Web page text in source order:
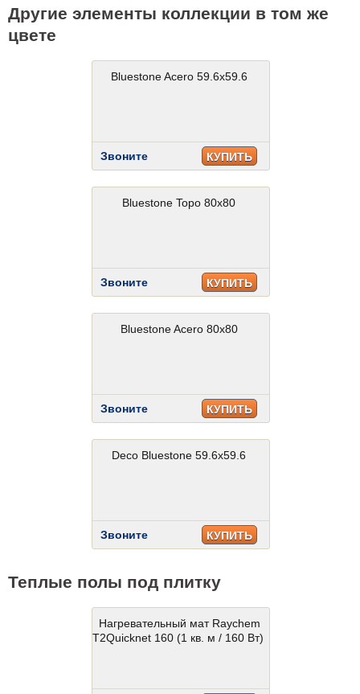
Другие элементы коллекции в том же
цвете
Bluestone Acero 59.6x59.6
Звоните КУПИТЬ
Bluestone Topo 80x80
Звоните КУПИТЬ
Bluestone Acero 80x80
Звоните КУПИТЬ
Deco Bluestone 59.6x59.6
Звоните КУПИТЬ
Теплые полы под плитку
Нагревательный мат Raychem
T2Quicknet 160 (1 кв. м / 160 Вт)